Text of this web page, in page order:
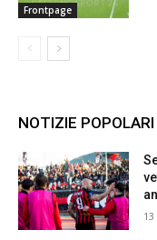
Frontpage
NOTIZIE POPOLARI